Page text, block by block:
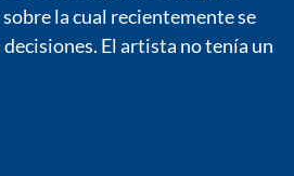
la cual recientemente se
El artista no tenía un